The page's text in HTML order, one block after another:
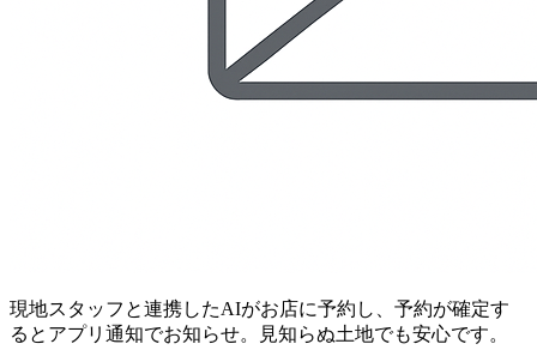
現地スタッフと連携したAIがお店に予約し、予約が確定す
るとアプリ通知でお知らせ。見知らぬ土地でも安心です。